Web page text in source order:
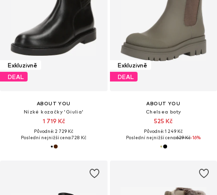
Exkluzivně
DEAL
ABOUT YOU
Nízké kozačky 'Giulia'
1 719 Kč
Původně: 2 729 Kč
Poslední nejnižší cena:728 Kč
Exkluzivně
DEAL
ABOUT YOU
Chelsea boty
525 Kč
Původně: 1 249 Kč
Poslední nejnižší cena:629 Kč-16%